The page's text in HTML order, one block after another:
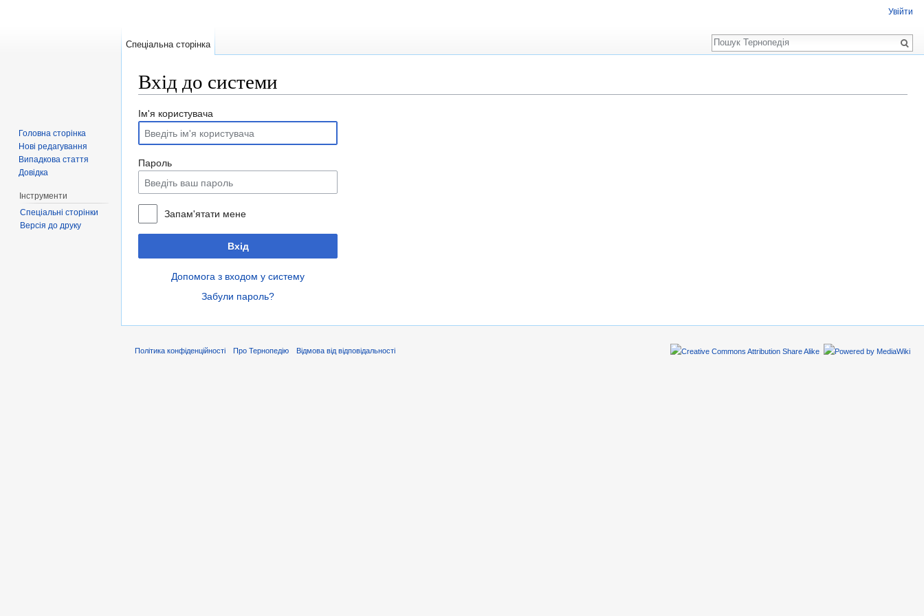
Вхід до системи
Ім'я користувача
Пароль
Запам'ятати мене
Вхід
Допомога з входом у систему
Забули пароль?
Увійти
Спеціальна сторінка
Пошук
Головна сторінка
Нові редагування
Випадкова стаття
Довідка
Інструменти
Спеціальні сторінки
Версія до друку
Політика конфіденційності Про Тернопедію Відмова від відповідальності